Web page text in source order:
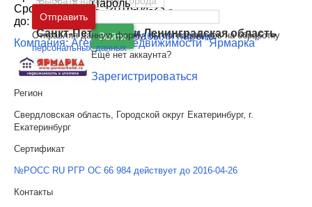
Москва и
Московская область
Санкт-Петербург иЛенинградская область
Пароль
Войти Забыли пароль
Ещё нет аккаунта?
Зарегистрироваться
Срок действия
до:
2016-04-23
Компания: Агентство недвижимости "Ярмарка"
Регион
Свердловская область, Городской округ Екатеринбург, г.
Екатеринбург
Сертификат
№РОСС RU РГР ОС 66 984 действует до 2016-04-26
Контакты
Отправить
Отправляя данную форму, вы соглашаетесь на обработку
персональных данных